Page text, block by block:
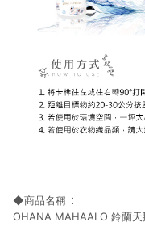
◆商品名稱 ：
OHANA MAHAALO 鈴蘭